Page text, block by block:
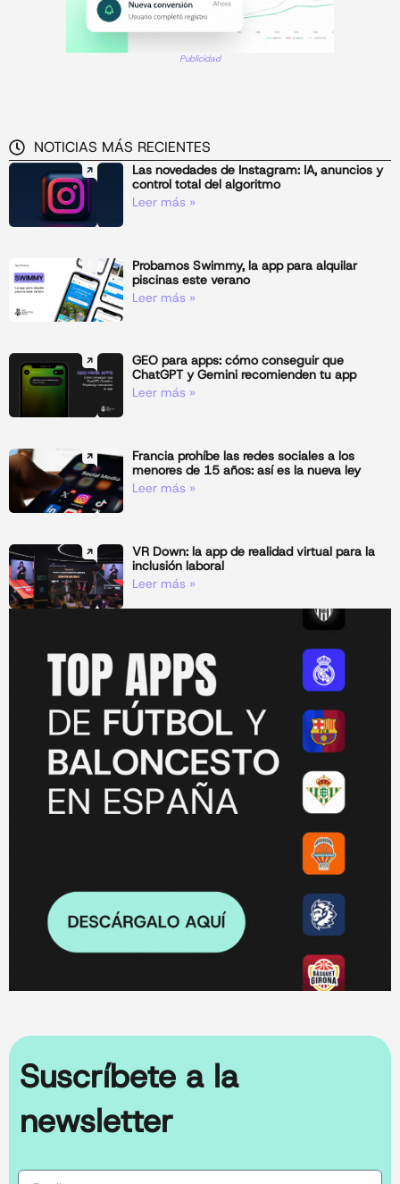
Publicidad
NOTICIAS MÁS RECIENTES
Las novedades de Instagram: IA, anuncios y
control total del algoritmo
Leer más »
Probamos Swimmy, la app para alquilar
piscinas este verano
Leer más »
GEO para apps: cómo conseguir que
ChatGPT y Gemini recomienden tu app
Leer más »
Francia prohíbe las redes sociales a los
menores de 15 años: así es la nueva ley
Leer más »
VR Down: la app de realidad virtual para la
inclusión laboral
Leer más »
Suscríbete a la
newsletter